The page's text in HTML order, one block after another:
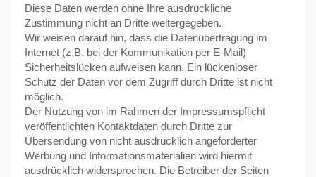
Diese Daten werden ohne Ihre ausdrückliche
Zustimmung nicht an Dritte weitergegeben.
Wir weisen darauf hin, dass die Datenübertragung im
Internet (z.B. bei der Kommunikation per E-Mail)
Sicherheitslücken aufweisen kann. Ein lückenloser
Schutz der Daten vor dem Zugriff durch Dritte ist nicht
möglich.
Der Nutzung von im Rahmen der Impressumspflicht
veröffentlichten Kontaktdaten durch Dritte zur
Übersendung von nicht ausdrücklich angeforderter
Werbung und Informationsmaterialien wird hiermit
ausdrücklich widersprochen. Die Betreiber der Seiten